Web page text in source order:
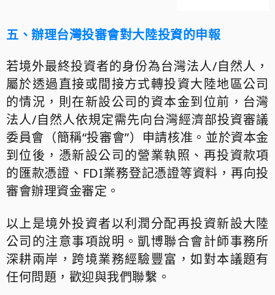
五、辦理台灣投審會對大陸投資的申報
若境外最終投資者的身份為台灣法人/自然人，
屬於透過直接或間接方式轉投資大陸地區公司
的情況，則在新設公司的資本金到位前，台灣
法人/自然人依規定需先向台灣經濟部投資審議
委員會（簡稱“投審會”）申請核准。並於資本金
到位後，憑新設公司的營業執照、再投資款項
的匯款憑證、FDI業務登記憑證等資料，再向投
審會辦理資金審定。
以上是境外投資者以利潤分配再投資新設大陸
公司的注意事項說明。凱博聯合會計師事務所
深耕兩岸，跨境業務經驗豐富，如對本議題有
任何問題，歡迎與我們聯繫。